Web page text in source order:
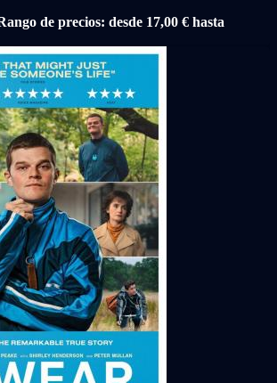
de precios: desde 17,00 € hasta